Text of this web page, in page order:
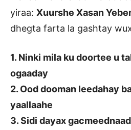
yiraa: Xuurshe Xasan
dhegta farta la gashtay
1. Ninki mila ku doortee u
ogaaday
2. Ood dooman leedahay
yaallaahe
3. Sidi dayax